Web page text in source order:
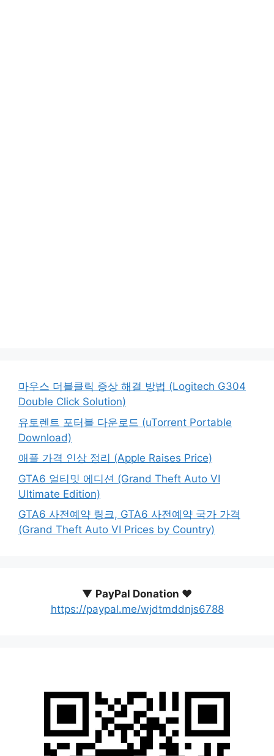
마우스 더블클릭 증상 해결 방법 (Logitech G304
Double Click Solution)
유토렌트 포터블 다운로드 (uTorrent Portable
Download)
애플 가격 인상 정리 (Apple Raises Price)
GTA6 얼티밋 에디션 (Grand Theft Auto VI
Ultimate Edition)
GTA6 사전예약 링크, GTA6 사전예약 국가 가격
(Grand Theft Auto VI Prices by Country)
▼ PayPal Donation ♥️
https://paypal.me/wjdtmddnjs6788